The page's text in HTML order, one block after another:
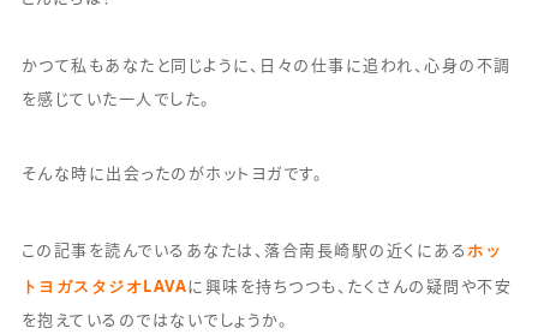
かつて私もあなたと同じように、日々の仕事に追われ、心身の不調
を感じていた一人でした。
そんな時に出会ったのがホットヨガです。
この記事を読んでいるあなたは、落合南長崎駅の近くにあるホッ
トヨガスタジオLAVAに興味を持ちつつも、たくさんの疑問や不安
を抱えているのではないでしょうか。